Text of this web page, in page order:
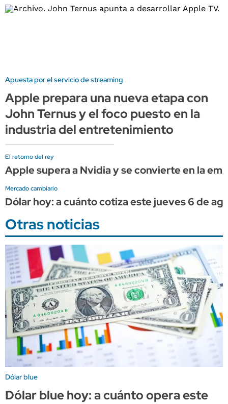
Apuesta por el servicio de streaming
Apple prepara una nueva etapa con
John Ternus y el foco puesto en la
industria del entretenimiento
El retorno del rey
Apple supera a Nvidia y se convierte en la
Mercado cambiario
Dólar hoy: a cuánto cotiza este jueves 6 de
Otras noticias
Dólar blue
Dólar blue hoy: a cuánto opera este